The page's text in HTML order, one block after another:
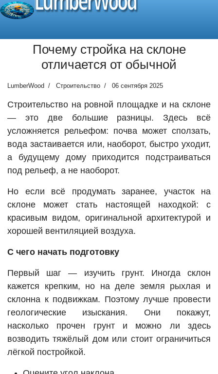
Почему стройка на склоне
отличается от обычной
LumberWood Строительство 06 сентября 2025
Строительство на ровной площадке и на склоне
— это две большие разницы. Здесь всё
усложняется рельефом: почва может сползать,
вода застаивается или, наоборот, быстро уходит,
а будущему дому приходится подстраиваться
под рельеф, а не наоборот.
Но если всё продумать заранее, участок на
склоне может стать настоящей находкой: с
красивым видом, оригинальной архитектурой и
хорошей вентиляцией воздуха.
С чего начать подготовку
Первый шаг — изучить грунт. Иногда склон
кажется крепким, но на деле земля рыхлая и
склонна к подвижкам. Поэтому лучше провести
геологические изыскания. Они покажут,
насколько прочен грунт и можно ли здесь
возводить тяжёлый дом или стоит ограничиться
лёгкой постройкой.